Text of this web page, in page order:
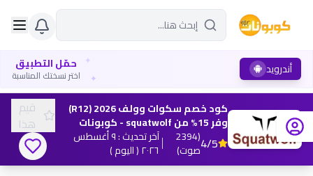
أندرويد حمّل التطبيق
اختر نسختك المناسبة
✦
✦
كود خصم سكوات وولف 2026 (R12)
وفر 15% من squatwolf - كوبونات
4/5
(
2394
صوت)
آخر تحديث: ٩ أغسطس
٢٠٢٦( اليوم )
قيم
هذا